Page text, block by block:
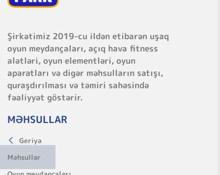
Şirkətimiz 2019-cu ildən etibarən uşaq
oyun meydançaları, açıq hava fitness
alətləri, oyun elementləri, oyun
aparatları və digər məhsulların satışı,
quraşdırılması və təmiri sahəsində
fəaliyyət göstərir.
MƏHSULLAR
Geriyə
Məhsullar